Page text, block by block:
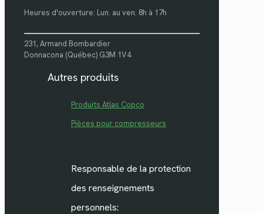
Heures d'ouverture: Lun. au ven. 8h à 17h
231, Armand Bombardier
Donnacona (Québec) G3M 1V4
Autres produits
Produits Atlas Copco
Pièces pour compresseurs
Responsable de la protection
des renseignements
personnels: